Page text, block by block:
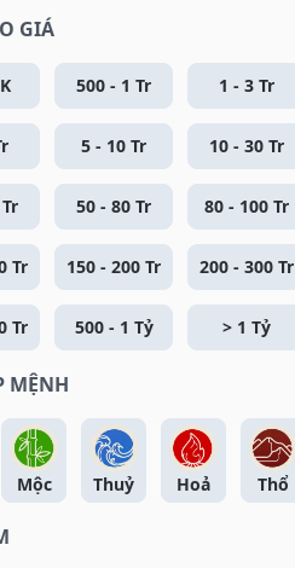
GIÁ
500 - 1 Tr 1 - 3 Tr
5 - 10 Tr 10 - 30 Tr
50 - 80 Tr 80 - 100 Tr
Tr 150 - 200 Tr 200 - 300 Tr
Tr 500 - 1 Tỷ > 1 Tỷ
MỆNH
Mộc Thuỷ Hoả Thổ